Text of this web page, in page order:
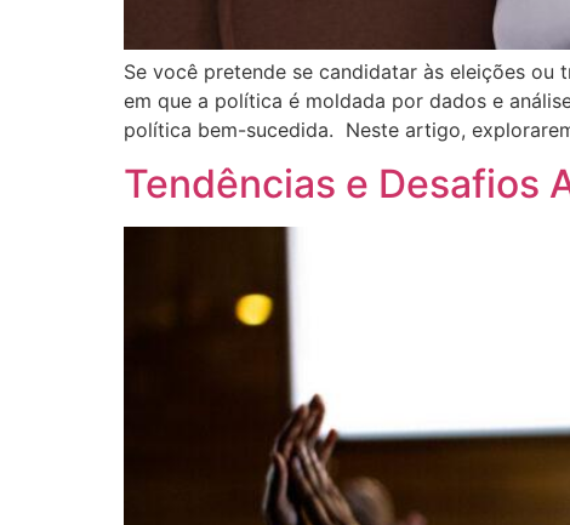
Se você pretende se candidatar às eleições ou
em que a política é moldada por dados e
política bem-sucedida. Neste artigo,
Tendências e Desafios